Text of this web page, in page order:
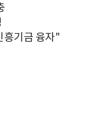
흥기금 융자"